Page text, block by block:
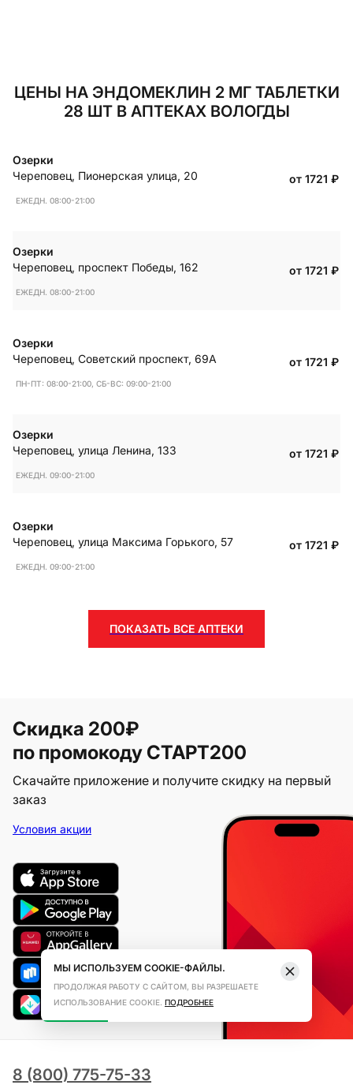
ЦЕНЫ НА ЭНДОМЕКЛИН 2 МГ ТАБЛЕТКИ
28 ШТ В АПТЕКАХ ВОЛОГДЫ
Озерки
Череповец, Пионерская улица, 20
ЕЖЕДН. 08:00-21:00
от 1721 ₽
Озерки
Череповец, проспект Победы, 162
ЕЖЕДН. 08:00-21:00
от 1721 ₽
Озерки
Череповец, Советский проспект, 69А
ПН-ПТ: 08:00-21:00, СБ-ВС: 09:00-21:00
от 1721 ₽
Озерки
Череповец, улица Ленина, 133
ЕЖЕДН. 09:00-21:00
от 1721 ₽
Озерки
Череповец, улица Максима Горького, 57
ЕЖЕДН. 09:00-21:00
от 1721 ₽
ПОКАЗАТЬ ВСЕ АПТЕКИ
Скидка 200₽
по промокоду СТАРТ200
Скачайте приложение и получите скидку на первый
заказ
Условия акции
8 (800) 775-75-33
МЫ ИСПОЛЬЗУЕМ COOKIE-ФАЙЛЫ.
ПРОДОЛЖАЯ РАБОТУ С САЙТОМ, ВЫ РАЗРЕШАЕТЕ
ИСПОЛЬЗОВАНИЕ COOKIE. ПОДРОБНЕЕ